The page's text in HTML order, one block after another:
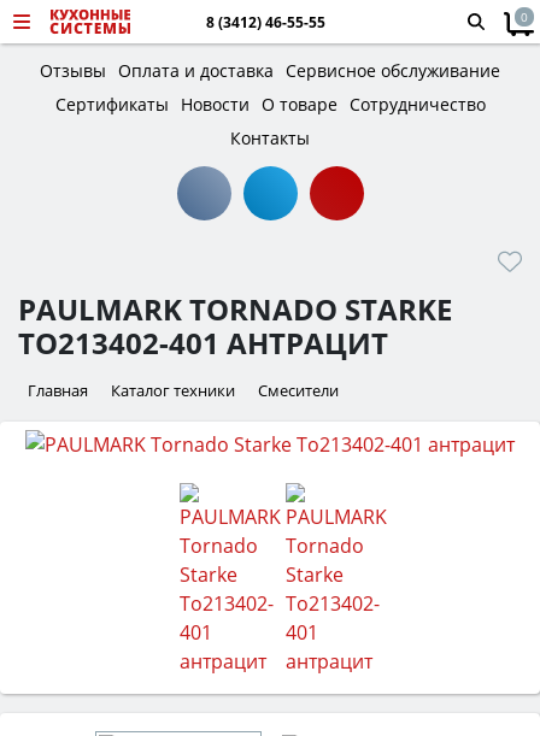
8 (3412) 46-55-55 0
Отзывы Оплата и доставка Сервисное обслуживание
Сертификаты
Новости О товаре Сотрудничество
Контакты
PAULMARK TORNADO STARKE
TO213402-401 АНТРАЦИТ
Главная Каталог техники Смесители